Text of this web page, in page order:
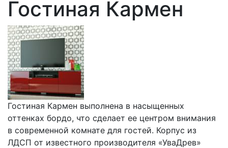
Гостиная Кармен
Гостиная Кармен выполнена в насыщенных
оттенках бордо, что сделает ее центром внимания
в современной комнате для гостей. Корпус из
ЛДСП от известного производителя «УваДрев»